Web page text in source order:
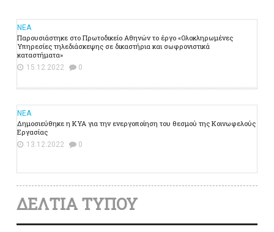
ΝΕΑ
Παρουσιάστηκε στο Πρωτοδικείο Αθηνών το έργο «Ολοκληρωμένες
Υπηρεσίες τηλεδιάσκεψης σε δικαστήρια και σωφρονιστικά
καταστήματα»
15.12.2022 0
ΝΕΑ
Δημοσιεύθηκε η ΚΥΑ για την ενεργοποίηση του θεσμού της Κοινωφελούς
Εργασίας
13.12.2022 0
ΔΕΛΤΙΑ ΤΥΠΟΥ